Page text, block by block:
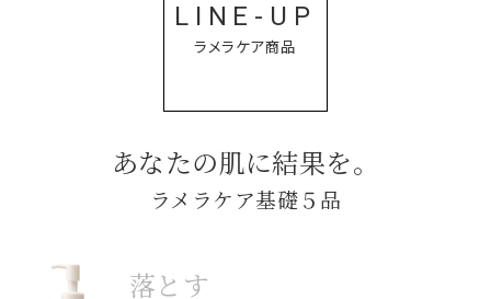
LINE-UP
ラメラケア商品
あなたの肌に結果を。
ラメラケア基礎５品
落とす